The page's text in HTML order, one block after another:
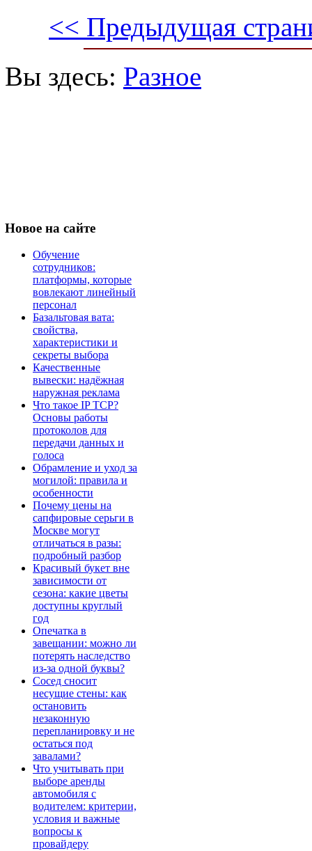
<< Предыдущая
Вы здесь: Разное
Новое на сайте
Обучение
сотрудников:
платформы, которые
вовлекают линейный
персонал
Базальтовая вата:
свойства,
характеристики и
секреты выбора
Качественные
вывески: надёжная
наружная реклама
Что такое IP TCP?
Основы работы
протоколов для
передачи данных и
голоса
Обрамление и уход за
могилой: правила и
особенности
Почему цены на
сапфировые серьги в
Москве могут
отличаться в разы:
подробный разбор
Красивый букет вне
зависимости от
сезона: какие цветы
доступны круглый
год
Опечатка в
завещании: можно ли
потерять наследство
из-за одной буквы?
Сосед сносит
несущие стены: как
остановить
незаконную
перепланировку и не
остаться под
завалами?
Что учитывать при
выборе аренды
автомобиля с
водителем: критерии,
условия и важные
вопросы к
провайдеру